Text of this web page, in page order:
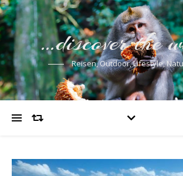
…discover the
Reisen, Outdoor, Lifestyle,